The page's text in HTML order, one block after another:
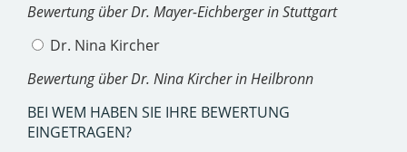
Bewertung über Dr. Mayer-Eichberger in Stuttgart
Dr. Nina Kircher
Bewertung über Dr. Nina Kircher in Heilbronn
BEI WEM HABEN SIE IHRE BEWERTUNG
EINGETRAGEN?